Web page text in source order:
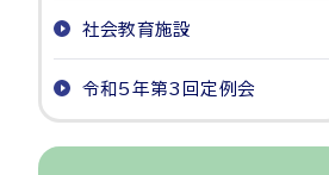
社会教育施設
令和5年第3回定例会